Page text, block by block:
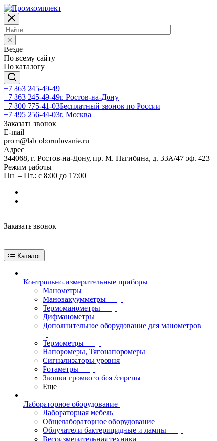
Везде
По всему сайту
По каталогу
+7 863 245-49-49
+7 863 245-49-49г. Ростов-на-Дону
+7 800 775-41-03Бесплатный звонок по России
+7 495 256-44-03г. Москва
Заказать звонок
E-mail
prom@lab-oborudovanie.ru
Адрес
344068, г. Ростов-на-Дону, пр. М. Нагибина, д. 33А/47 оф. 423
Режим работы
Пн. – Пт.: с 8:00 до 17:00
Заказать звонок
Каталог
Контрольно-измерительные приборы
Манометры
Мановакуумметры
Термоманометры
Дифманометры
Дополнительное оборудование для манометров
Термометры
Напоромеры, Тягонапоромеры
Сигнализаторы уровня
Ротаметры
Звонки громкого боя /сирены
Еще
Лабораторное оборудование
Лабораторная мебель
Общелабораторное оборудование
Облучатели бактерицидные и лампы
Весоизмерительная техника